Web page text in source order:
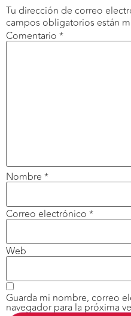
Tu dirección de correo
campos obligatorios están
Comentario *
Nombre *
Correo electrónico *
Web
Guarda mi nombre, correo
navegador para la próxima